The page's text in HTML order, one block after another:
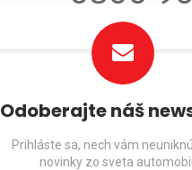
Odoberajte náš
Prihláste sa, nech vám
novinky zo sveta